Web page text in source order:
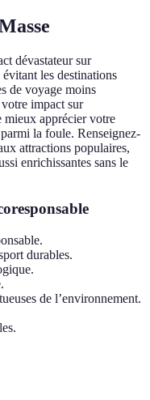
dévastateur sur
les destinations
de voyage moins
impact sur
mieux apprécier votre
la foule. Renseignez-
attractions populaires,
enrichissantes sans le
durables.
de l’environnement.